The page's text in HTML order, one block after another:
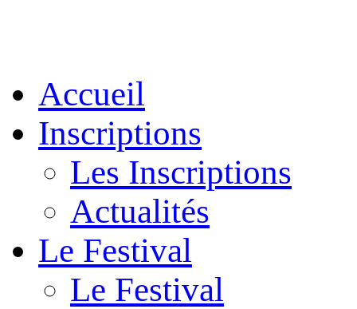
Accueil
Inscriptions
Les Inscriptions
Actualités
Le Festival
Le Festival